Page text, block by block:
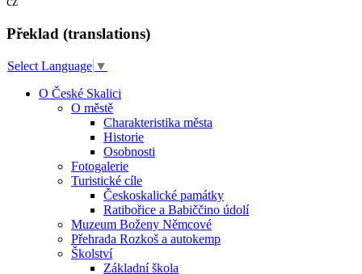
Překlad (translations)
Select Language ▼
O České Skalici
O městě
Charakteristika města
Historie
Osobnosti
Fotogalerie
Turistické cíle
Českoskalické památky
Ratibořice a Babiččino údolí
Muzeum Boženy Němcové
Přehrada Rozkoš a autokemp
Školství
Základní škola